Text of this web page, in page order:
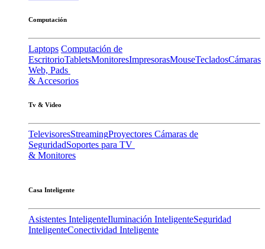
Computación
Laptops Computación de
EscritorioTabletsMonitoresImpresorasMouseTecladosCámaras
Web, Pads
& Accesorios
Tv & Video
TelevisoresStreamingProyectores Cámaras de
SeguridadSoportes para TV
& Monitores
Casa Inteligente
Asistentes InteligenteIluminación InteligenteSeguridad
InteligenteConectividad Inteligente